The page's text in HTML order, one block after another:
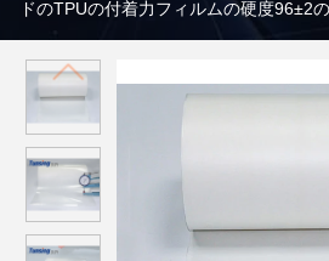
ドのTPUの付着力フィルムの硬度96±2